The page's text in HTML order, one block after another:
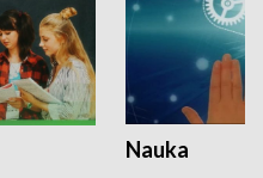
Nauka